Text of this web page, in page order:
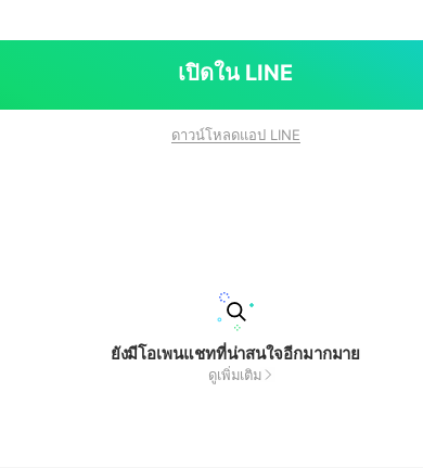
เปิดใน LINE
ดาวน์โหลดแอป LINE
ยังมีโอเพนแชทที่น่าสนใจอีกมากมาย
ดูเพิ่มเติม